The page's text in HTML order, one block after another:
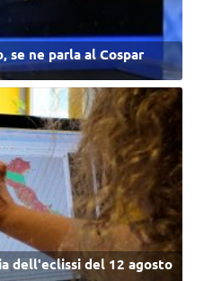
se ne parla al Cospar
dell'eclissi del 12 agosto